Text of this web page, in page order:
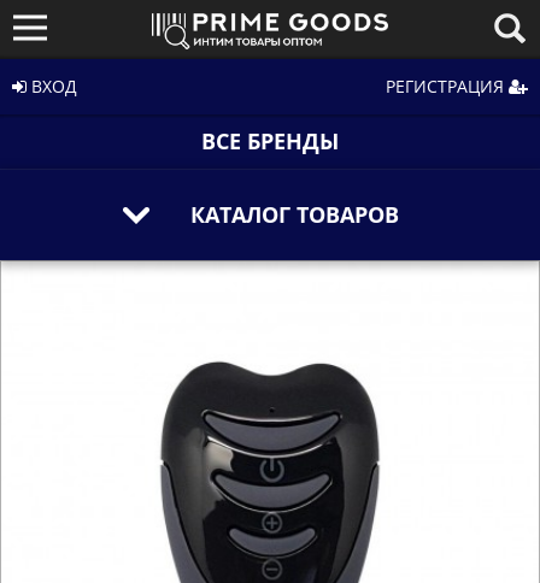
ВХОД РЕГИСТРАЦИЯ
ВСЕ БРЕНДЫ
КАТАЛОГ ТОВАРОВ